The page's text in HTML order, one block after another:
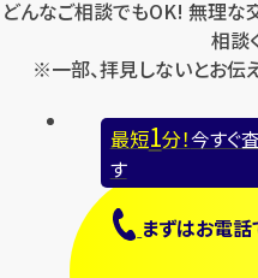
どんなご相談でもOK! 無理な
相談
※一部、拝見しないとお伝
最短1分！今すぐ
す
まずはお電話